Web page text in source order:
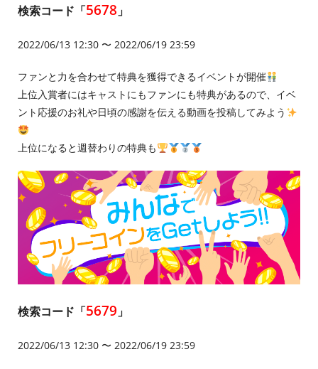
検索コード「5678」
2022/06/13 12:30 〜 2022/06/19 23:59
ファンと力を合わせて特典を獲得できるイベントが開催
上位入賞者にはキャストにもファンにも特典があるので、イベ
ント応援のお礼や日頃の感謝を伝える動画を投稿してみよう
上位になると週替わりの特典も
検索コード「5679 」
2022/06/13 12:30 〜 2022/06/19 23:59